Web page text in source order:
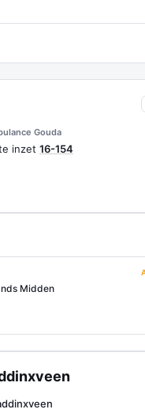
Gouda
inzet 16-154
Midden